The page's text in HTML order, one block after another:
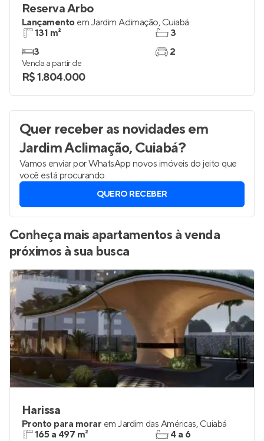
Reserva Arbo
Lançamento em Jardim Aclimação, Cuiabá
131 m²
3
3
2
Venda a partir de
R$ 1.804.000
Quer receber as novidadesem
Jardim Aclimação, Cuiabá?
Vamos enviar por WhatsApp novos imóveis do jeito que
você está procurando.
QUERO RECEBER
Conheça mais apartamentos à venda
próximos à sua busca
Harissa
Pronto para morar em Jardim das Américas, Cuiabá
165 a 497 m²
4 a 6